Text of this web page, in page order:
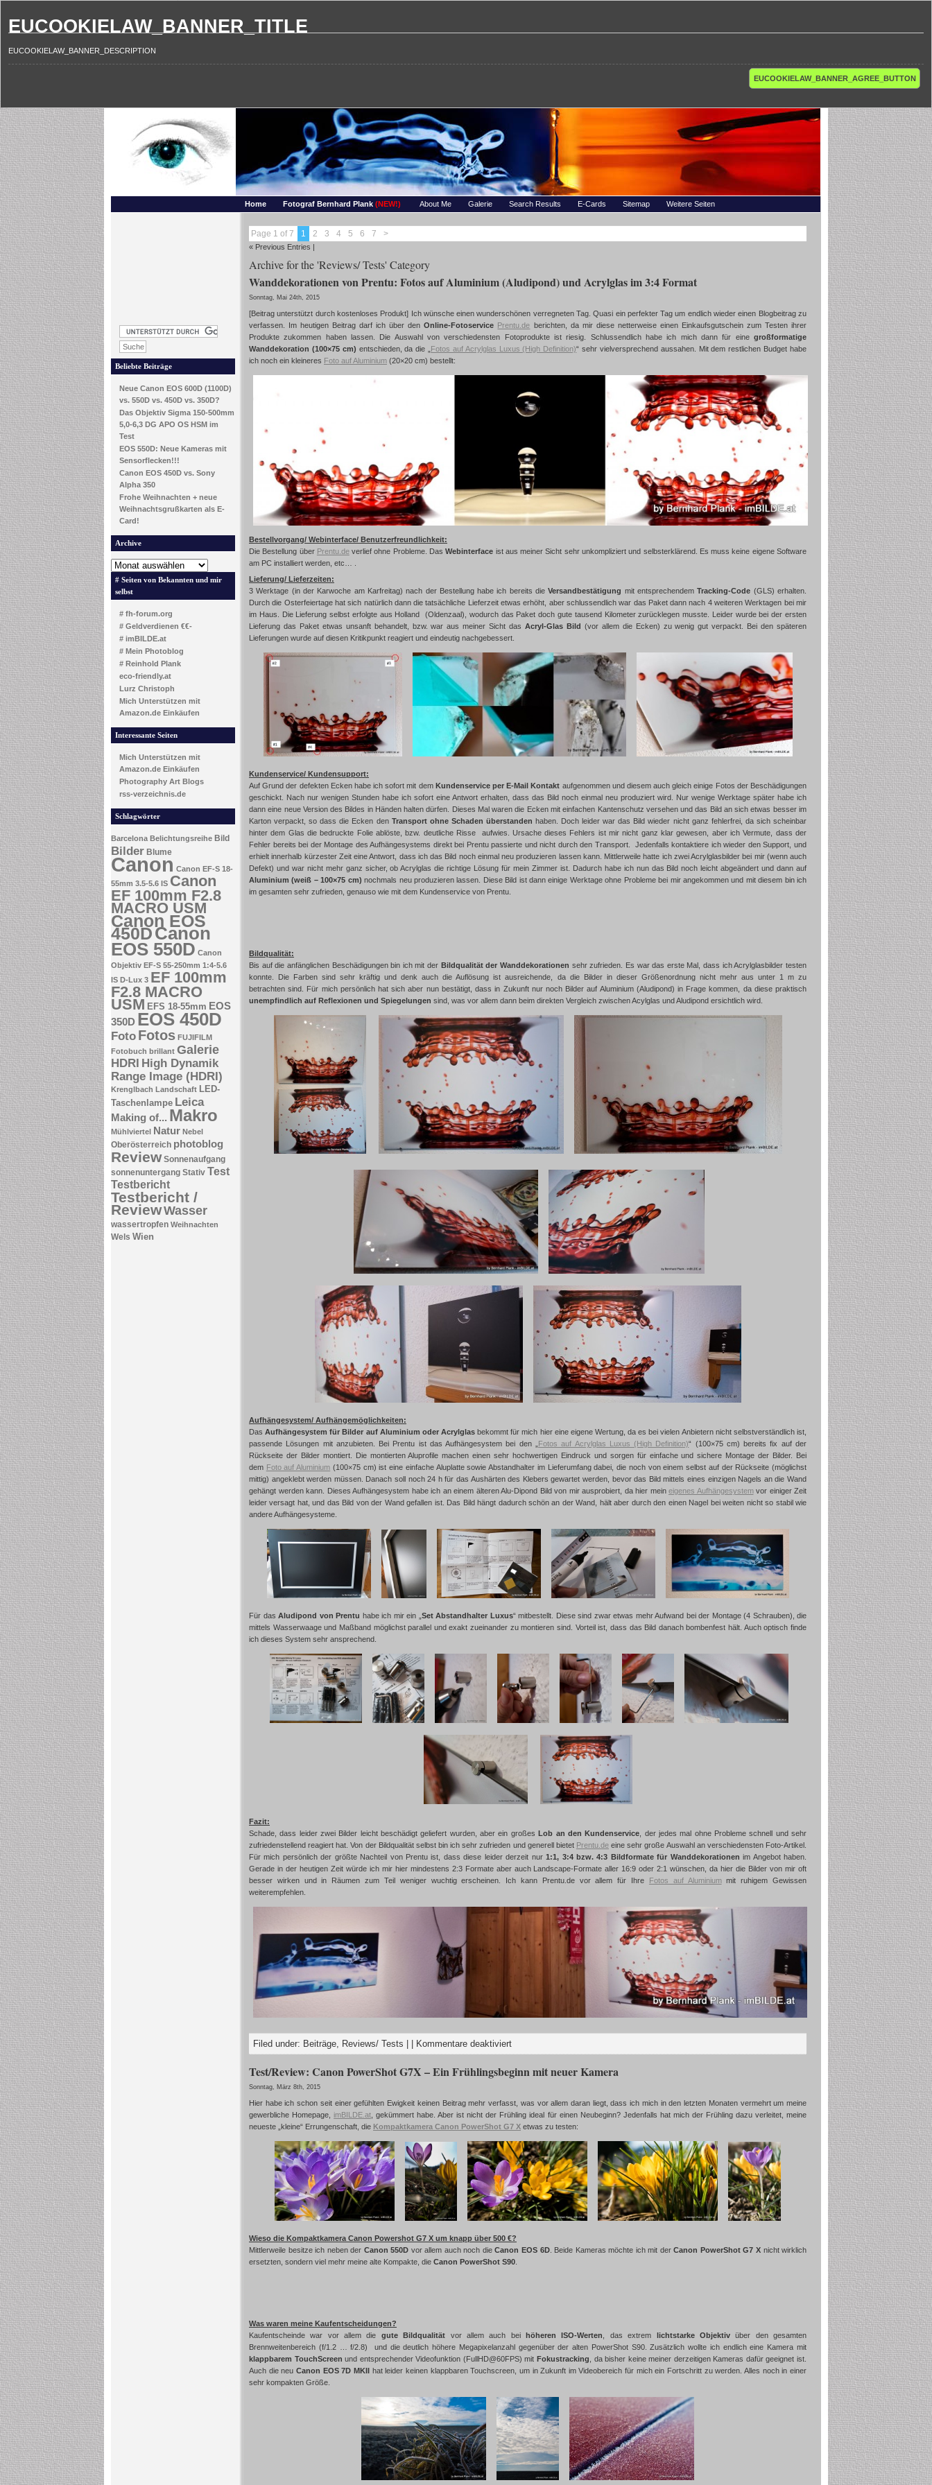
EUCOOKIELAW_BANNER_TITLE
EUCOOKIELAW_BANNER_DESCRIPTION
EUCOOKIELAW_BANNER_AGREE_BUTTON
Home Fotograf Bernhard Plank (NEW!) About Me Galerie Search Results E-Cards Sitemap Weitere Seiten
Beliebte Beiträge
Neue Canon EOS 600D (1100D)
vs. 550D vs. 450D vs. 350D?
Das Objektiv Sigma 150-500mm
5,0-6,3 DG APO OS HSM im
Test
EOS 550D: Neue Kameras mit
Sensorflecken!!!
Canon EOS 450D vs. Sony
Alpha 350
Frohe Weihnachten + neue
Weihnachtsgrußkarten als E-
Card!
Archive
# Seiten von Bekannten und mir
selbst
# fh-forum.org
# Geldverdienen €€-
# imBILDE.at
# Mein Photoblog
# Reinhold Plank
eco-friendly.at
Lurz Christoph
Mich Unterstützen mit
Amazon.de Einkäufen
Interessante Seiten
Mich Unterstützen mit
Amazon.de Einkäufen
Photography Art Blogs
rss-verzeichnis.de
Schlagwörter
Barcelona Belichtungsreihe Bild
Bilder Blume
Canon Canon EF-S 18-
55mm 3.5-5.6 IS Canon
EF 100mm F2.8
MACRO USM
Canon EOS
450DCanon
EOS 550D Canon
Objektiv EF-S 55-250mm 1:4-5.6
IS D-Lux 3 EF 100mm
F2.8 MACRO
USM EFS 18-55mm EOS
350D EOS 450D
Foto Fotos FUJIFILM
Fotobuch brillant Galerie
HDRI High Dynamik
Range Image (HDRI)
Krenglbach Landschaft LED-
Taschenlampe Leica
Making of... Makro
Mühlviertel Natur Nebel
Oberösterreich photoblog
Review Sonnenaufgang
sonnenuntergang Stativ Test
Testbericht
Testbericht /
ReviewWasser
wassertropfen Weihnachten
Wels Wien
Page 1 of 7 1 2 3 4 5 6 7 >
« Previous Entries |
Archive for the 'Reviews/ Tests' Category
Wanddekorationen von Prentu: Fotos auf Aluminium (Aludipond) und Acrylglas im 3:4 Format
Sonntag, Mai 24th, 2015
[Beitrag unterstützt durch kostenloses Produkt] Ich wünsche einen wunderschönen verregneten Tag. Quasi ein perfekter Tag um endlich wieder einen Blogbeitrag zu
verfassen. Im heutigen Beitrag darf ich über denOnline-Fotoservice Prentu.de berichten, da mir diese netterweise einen Einkaufsgutschein zum Testen ihrer
Produkte zukommen haben lassen. Die Auswahl von verschiedensten Fotoprodukte ist riesig. Schlussendlich habe ich mich dann für einegroßformatige
Wanddekoration (100×75 cm) entschieden, da die „ Fotos auf Acrylglas Luxus (High Definition)“ sehr vielversprechend aussahen. Mit dem restlichen Budget habe
ich noch ein kleineres Foto auf Aluminium (20×20 cm) bestellt:
Bestellvorgang/ Webinterface/ Benutzerfreundlichkeit:
Die Bestellung über Prentu.deverlief ohne Probleme. DasWebinterface ist aus meiner Sicht sehr unkompliziert und selbsterklärend. Es muss keine eigene Software
am PC installiert werden, etc… .
Lieferung/ Lieferzeiten:
3 Werktage (in der Karwoche am Karfreitag) nach der Bestellung habe ich bereits dieVersandbestätigung mit entsprechendemTracking-Code (GLS) erhalten.
Durch die Osterfeiertage hat sich natürlich dann die tatsächliche Lieferzeit etwas erhöht, aber schlussendlich war das Paket dann nach 4 weiteren Werktagen bei mir
im Haus. Die Lieferung selbst erfolgte aus Holland (Oldenzaal), wodurch das Paket doch gute tausend Kilometer zurücklegen musste. Leider wurde bei der ersten
Lieferung das Paket etwas unsanft behandelt, bzw. war aus meiner Sicht das Acryl-Glas Bild (vor allem die Ecken) zu wenig gut verpackt. Bei den späteren
Lieferungen wurde auf diesen Kritikpunkt reagiert und eindeutig nachgebessert.
Kundenservice/ Kundensupport:
Auf Grund der defekten Ecken habe ich sofort mit dem Kundenservice per E-Mail Kontakt aufgenommen und diesem auch gleich einige Fotos der Beschädigungen
geschickt. Nach nur wenigen Stunden habe ich sofort eine Antwort erhalten, dass das Bild noch einmal neu produziert wird. Nur wenige Werktage später habe ich
dann eine neue Version des Bildes in Händen halten dürfen. Dieses Mal waren die Ecken mit einfachen Kantenschutz versehen und das Bild an sich etwas besser im
Karton verpackt, so dass die Ecken denTransport ohne Schaden überstanden haben. Doch leider war das Bild wieder nicht ganz fehlerfrei, da sich scheinbar
hinter dem Glas die bedruckte Folie ablöste, bzw. deutliche Risse aufwies. Ursache dieses Fehlers ist mir nicht ganz klar gewesen, aber ich Vermute, dass der
Fehler bereits bei der Montage des Aufhängesystems direkt bei Prentu passierte und nicht durch den Transport. Jedenfalls kontaktiere ich wieder den Support, und
erhielt innerhalb kürzester Zeit eine Antwort, dass ich das Bild noch einmal neu produzieren lassen kann. Mittlerweile hatte ich zwei Acrylglasbilder bei mir (wenn auch
Defekt) und war nicht mehr ganz sicher, ob Acrylglas die richtige Lösung für mein Zimmer ist. Dadurch habe ich nun das Bild noch leicht abgeändert und dann auf
Aluminium (weiß – 100×75 cm) nochmals neu produzieren lassen. Diese Bild ist dann einige Werktage ohne Probleme bei mir angekommen und mit diesem bin ich
im gesamten sehr zufrieden, genauso wie mit dem Kundenservice von Prentu.
Bildqualität:
Bis auf die anfänglichen Beschädigungen bin ich mit der Bildqualität der Wanddekorationen sehr zufrieden. Es war das erste Mal, dass ich Acrylglasbilder testen
konnte. Die Farben sind sehr kräftig und denk auch die Auflösung ist ausreichende, da die Bilder in dieser Größenordnung nicht mehr aus unter 1 m zu
betrachten sind. Für mich persönlich hat sich aber nun bestätigt, dass in Zukunft nur noch Bilder auf Aluminium (Aludipond) in Frage kommen, da diese praktisch
unempfindlich auf Reflexionen und Spiegelungen sind, was vor allem dann beim direkten Vergleich zwischen Acylglas und Aludipond ersichtlich wird.
Aufhängesystem/ Aufhängemöglichkeiten:
DasAufhängesystem für Bilder auf Aluminium oder Acrylglasbekommt für mich hier eine eigene Wertung, da es bei vielen Anbietern nicht selbstverständlich ist,
passende Lösungen mit anzubieten. Bei Prentu ist das Aufhängesystem bei den „ Fotos auf Acrylglas Luxus (High Definition)“ (100×75 cm) bereits fix auf der
Rückseite der Bilder montiert. Die montierten Aluprofile machen einen sehr hochwertigen Eindruck und sorgen für einfache und sichere Montage der Bilder. Bei
dem Foto auf Aluminium (100×75 cm) ist eine einfache Aluplatte sowie Abstandhalter im Lieferumfang dabei, die noch von einem selbst auf der Rückseite (möglichst
mittig) angeklebt werden müssen. Danach soll noch 24 h für das Aushärten des Klebers gewartet werden, bevor das Bild mittels eines einzigen Nagels an die Wand
gehängt werden kann. Dieses Aufhängesystem habe ich an einem älteren Alu-Dipond Bild von mir ausprobiert, da hier mein eigenes Aufhängesystemvor einiger Zeit
leider versagt hat, und das Bild von der Wand gefallen ist. Das Bild hängt dadurch schön an der Wand, hält aber durch den einen Nagel bei weiten nicht so stabil wie
andere Aufhängesysteme.
Für das Aludipond von Prentu habe ich mir ein „ Set Abstandhalter Luxus“ mitbestellt. Diese sind zwar etwas mehr Aufwand bei der Montage (4 Schrauben), die
mittels Wasserwaage und Maßband möglichst parallel und exakt zueinander zu montieren sind. Vorteil ist, dass das Bild danach bombenfest hält. Auch optisch finde
ich dieses System sehr ansprechend.
Fazit:
Schade, dass leider zwei Bilder leicht beschädigt geliefert wurden, aber ein großesLob an den Kundenservice , der jedes mal ohne Probleme schnell und sehr
zufriedenstellend reagiert hat. Von der Bildqualität selbst bin ich sehr zufrieden und generell bietet Prentu.de eine sehr große Auswahl an verschiedensten Foto-Artikel.
Für mich persönlich der größte Nachteil von Prentu ist, dass diese leider derzeit nur1:1, 3:4 bzw. 4:3 Bildformate für Wanddekorationen im Angebot haben.
Gerade in der heutigen Zeit würde ich mir hier mindestens 2:3 Formate aber auch Landscape-Formate aller 16:9 oder 2:1 wünschen, da hier die Bilder von mir oft
besser wirken und in Räumen zum Teil weniger wuchtig erscheinen. Ich kann Prentu.de vor allem für Ihre Fotos auf Aluminiummit ruhigem Gewissen
weiterempfehlen.
Filed under: Beiträge, Reviews/ Tests Kommentare deaktiviert
Test/Review: Canon PowerShot G7X – Ein Frühlingsbeginn mit neuer Kamera
Sonntag, März 8th, 2015
Hier habe ich schon seit einer gefühlten Ewigkeit keinen Beitrag mehr verfasst, was vor allem daran liegt, dass ich mich in den letzten Monaten vermehrt um meine
gewerbliche Homepage, imBILDE.at , gekümmert habe. Aber ist nicht der Frühling ideal für einen Neubeginn? Jedenfalls hat mich der Frühling dazu verleitet, meine
neueste „kleine“ Errungenschaft, die Kompaktkamera Canon PowerShot G7 X etwas zu testen:
Wieso die Kompaktkamera Canon Powershot G7 X um knapp über 500 €?
Mittlerweile besitze ich neben der Canon 550D vor allem auch noch dieCanon EOS 6D. Beide Kameras möchte ich mit derCanon PowerShot G7 Xnicht wirklich
ersetzten, sondern viel mehr meine alte Kompakte, die Canon PowerShot S90
Was waren meine Kaufentscheidungen?
Kaufentscheinde war vor allem die gute Bildqualität vor allem auch beihöheren ISO-Werten , das extrem lichtstarke Objektivüber den gesamten
Brennweitenbereich (f/1.2 … f/2.8) und die deutlich höhere Megapixelanzahl gegenüber der alten PowerShot S90. Zusätzlich wollte ich endlich eine Kamera mit
klappbarem TouchScreen und entsprechender Videofunktion (FullHD@60FPS) mit Fokustracking , da bisher keine meiner derzeitigen Kameras dafür geeignet ist.
Auch die neu Canon EOS 7D MKIIhat leider keinen klappbaren Touchscreen, um in Zukunft im Videobereich für mich ein Fortschritt zu werden. Alles noch in einer
sehr kompakten Größe.